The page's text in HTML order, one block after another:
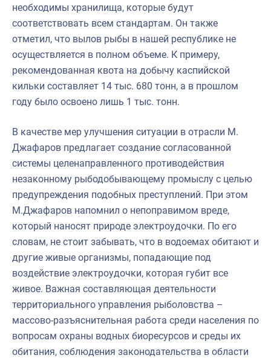
необходимы хранилища, которые будут
соответствовать всем стандартам. Он также
отметил, что вылов рыбы в нашей республике не
осуществляется в полном объеме. К примеру,
рекомендованная квота на добычу каспийской
кильки составляет 14 тыс. 680 тонн, а в прошлом
году было освоено лишь 1 тыс. тонн.
В качестве мер улучшения ситуации в отрасли М.
Джафаров предлагает создание согласованной
системы целенаправленного противодействия
незаконному рыбодобывающему промыслу с целью
предупреждения подобных преступлений. При этом
М.Джафаров напомнил о непоправимом вреде,
который наносят природе электроудочки. По его
словам, не стоит забывать, что в водоемах обитают и
другие живые организмы, попадающие под
воздействие электроудочки, которая губит все
живое. Важная составляющая деятельности
территориального управления рыболовства –
массово-разъяснительная работа среди населения по
вопросам охраны водных биоресурсов и среды их
обитания, соблюдения законодательства в области